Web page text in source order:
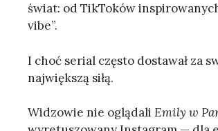
świat: od TikToków
vibe”.
I choć serial często dostawał za
największą siłą.
Widzowie nie oglądali Emily w